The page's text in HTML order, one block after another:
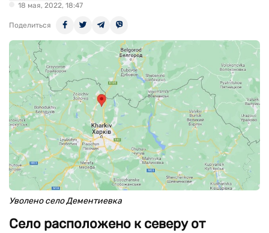
18 мая, 2022, 18:47
Поделиться
Уволено село Дементиевка
Село расположено к северу от